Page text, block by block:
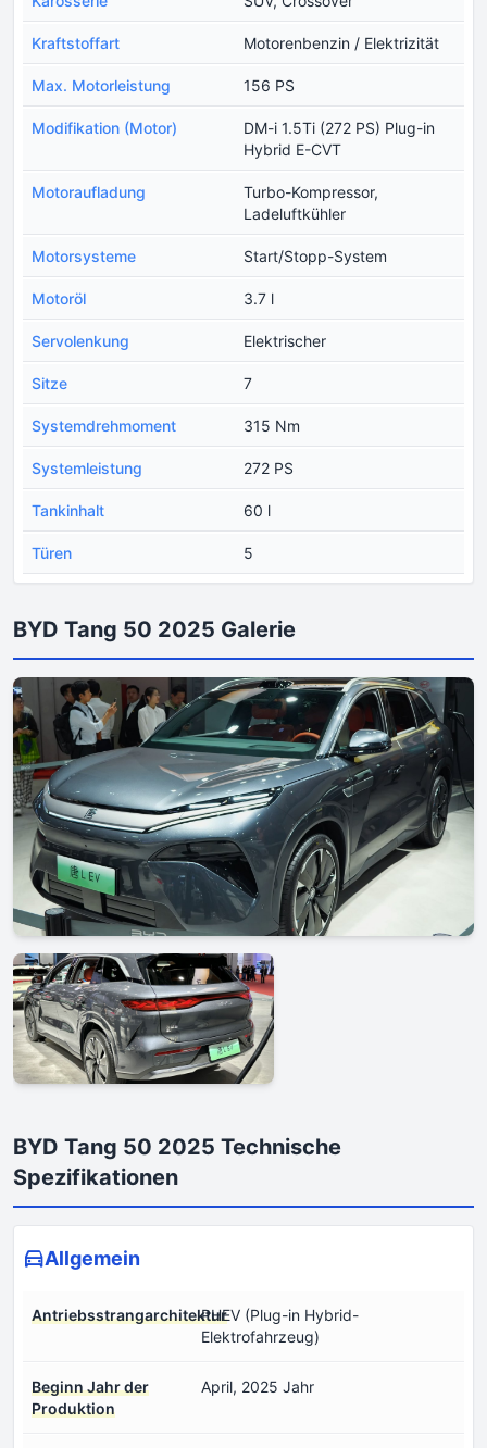
Kraftstoffart Motorenbenzin / Elektrizität
Max. Motorleistung 156 PS
Modifikation (Motor)
DM-i 1.5Ti (272 PS) Plug-in
Hybrid E-CVT
Motoraufladung
Turbo-Kompressor,
Ladeluftkühler
Motorsysteme Start/Stopp-System
Motoröl 3.7 l
Servolenkung Elektrischer
Sitze 7
Systemdrehmoment 315 Nm
Systemleistung 272 PS
Tankinhalt 60 l
Türen 5
BYD Tang 50 2025 Galerie
BYD Tang 50 2025 Technische
Spezifikationen
Allgemein
AntriebsstrangarchitekturPHEV (Plug-in Hybrid-
Elektrofahrzeug)
Beginn Jahr der
Produktion
April, 2025 Jahr